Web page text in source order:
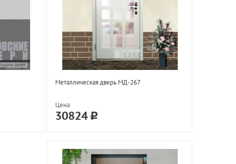
Металлическая дверь МД-267
Цена
30824